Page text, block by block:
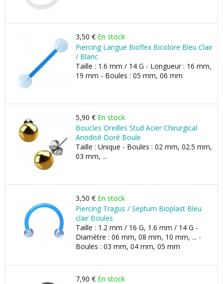
3,50 € En stock
Piercing Langue Bioflex Bicolore Bleu Clair
/ Blanc
Taille : 1.6 mm / 14 G - Longueur : 16 mm,
19 mm - Boules : 05 mm, 06 mm
5,90 € En stock
Boucles Oreilles Stud Acier Chirurgical
Anodisé Doré Boule
Taille : Unique - Boules : 02 mm, 02.5 mm,
03 mm, ...
3,50 € En stock
Piercing Tragus / Septum Bioplast Bleu
clair Boules
Taille : 1.2 mm / 16 G, 1.6 mm / 14 G -
Diamètre : 06 mm, 08 mm, 10 mm, ... -
Boules : 03 mm, 04 mm, 05 mm
7,90 € En stock